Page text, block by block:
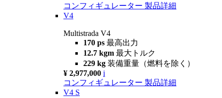
コンフィギュレーター 製品詳細
V4
Multistrada V4
170 ps 最高出力
12.7 kgm 最大トルク
229 kg 装備重量（燃料を除く）
¥ 2,977,000 i
コンフィギュレーター 製品詳細
V4 S